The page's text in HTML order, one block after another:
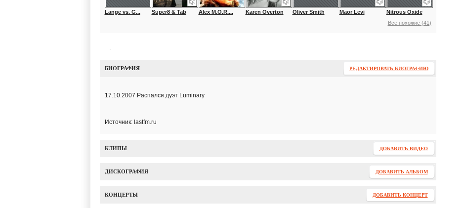
Lange vs. G... Super8 & Tab Alex M.O.R.... Karen Overton Oliver Smith Maor Levi
Nitrous Oxide
Все похожие (41)
БИОГРАФИЯ РЕДАКТИРОВАТЬ БИОГРАФИЮ
17.10.2007 Распался дуэт Luminary
Источник: lastfm.ru
КЛИПЫ ДОБАВИТЬ ВИДЕО
ДИСКОГРАФИЯ ДОБАВИТЬ АЛЬБОМ
КОНЦЕРТЫ ДОБАВИТЬ КОНЦЕРТ